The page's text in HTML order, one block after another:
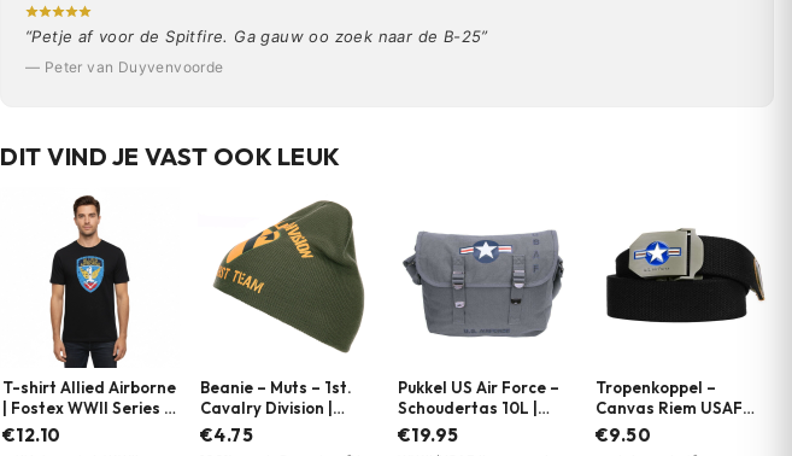
“Petje af voor de Spitfire. Ga gauw oo zoek naar de B-25”
— Peter van Duyvenvoorde
DIT VIND JE VAST OOK LEUK
T-shirt Allied Airborne
| Fostex WWII Series |
Meerdere kleuren
€12.10
Beanie – Muts – 1st.
Cavalry Division |
Fostex Garments
€4.75
Pukkel US Air Force –
Schoudertas 10L |
Fostex WWII Series
€19.95
Tropenkoppel –
Canvas Riem USAF
WWII | 101 INC. |
€9.50